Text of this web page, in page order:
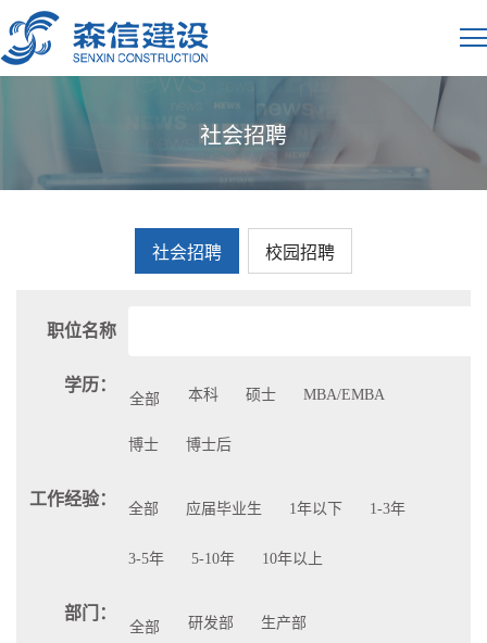
社会招聘
社会招聘 校园招聘
职位名称
学历：
全部 本科 硕士 MBA/EMBA
博士 博士后
工作经验：
全部 应届毕业生 1年以下 1-3年
3-5年 5-10年 10年以上
部门：
全部 研发部 生产部